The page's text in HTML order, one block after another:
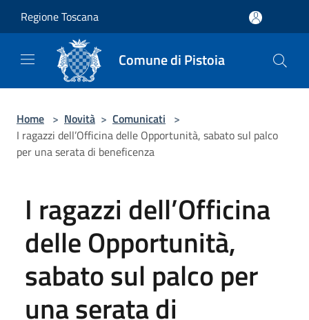
Regione Toscana
Comune di Pistoia
Home > Novità > Comunicati >
I ragazzi dell’Officina delle Opportunità, sabato sul palco
per una serata di beneficenza
I ragazzi dell’Officina
delle Opportunità,
sabato sul palco per
una serata di